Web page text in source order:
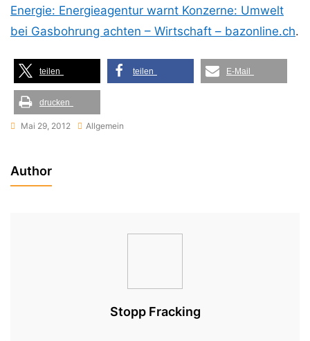
Energie: Energieagentur warnt Konzerne: Umwelt
bei Gasbohrung achten – Wirtschaft – bazonline.ch.
teilen teilen E-Mail
drucken
Mai 29, 2012 Allgemein
Author
Stopp Fracking